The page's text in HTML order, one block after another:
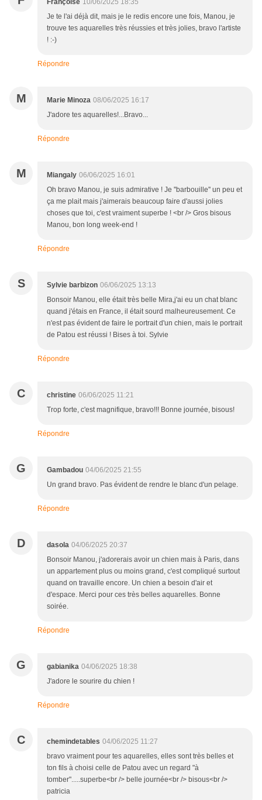
Françoise 10/06/2025 18:35
Je te l'ai déjà dit, mais je le redis encore une fois, Manou, je
trouve tes aquarelles très réussies et très jolies, bravo l'artiste
! :-)
Répondre
M Marie Minoza 08/06/2025 16:17
J'adore tes aquarelles!...Bravo...
Répondre
M Miangaly 06/06/2025 16:01
Oh bravo Manou, je suis admirative ! Je ''barbouille'' un peu et
ça me plait mais j'aimerais beaucoup faire d'aussi jolies
choses que toi, c'est vraiment superbe ! <br /> Gros bisous
Manou, bon long week-end !
Répondre
S Sylvie barbizon 06/06/2025 13:13
Bonsoir Manou, elle était très belle Mira,j'ai eu un chat blanc
quand j'étais en France, il était sourd malheureusement. Ce
n'est pas évident de faire le portrait d'un chien, mais le portrait
de Patou est réussi ! Bises à toi. Sylvie
Répondre
C christine 06/06/2025 11:21
Trop forte, c'est magnifique, bravo!!! Bonne journée, bisous!
Répondre
G Gambadou 04/06/2025 21:55
Un grand bravo. Pas évident de rendre le blanc d'un pelage.
Répondre
D dasola 04/06/2025 20:37
Bonsoir Manou, j'adorerais avoir un chien mais à Paris, dans
un appartement plus ou moins grand, c'est compliqué surtout
quand on travaille encore. Un chien a besoin d'air et
d'espace. Merci pour ces très belles aquarelles. Bonne
soirée.
Répondre
G gabianika 04/06/2025 18:38
J'adore le sourire du chien !
Répondre
C chemindetables 04/06/2025 11:27
bravo vraiment pour tes aquarelles, elles sont très belles et
ton fils à choisi celle de Patou avec un regard "à
tomber".....superbe<br /> belle journée<br /> bisous<br />
patricia